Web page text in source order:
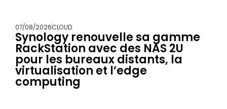
07/08/2026CLOUD
Synology renouvelle sa gamme
RackStation avec des NAS 2U
pour les bureaux distants, la
virtualisation et l’edge
computing